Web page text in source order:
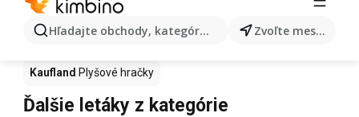
Hľadajte obchody, kategórie, produkty... Zvoľte mesto
Plyšové hračky v akcii - Kde kúpiť?
Tesco Plyšové hračky Plyšové hračky
Kaufland Plyšové hračky
Ďalšie letáky z kategórie